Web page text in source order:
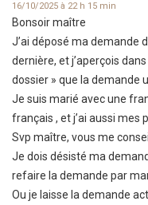
16/10/2025 à 22 h 15 min
Bonsoir maître
J’ai déposé ma demande
dernière, et j’aperçois
dossier » que la demande
Je suis marié avec une
français , et j’ai aussi
Svp maître, vous me
Je dois désisté ma
refaire la demande par
Ou je laisse la demande